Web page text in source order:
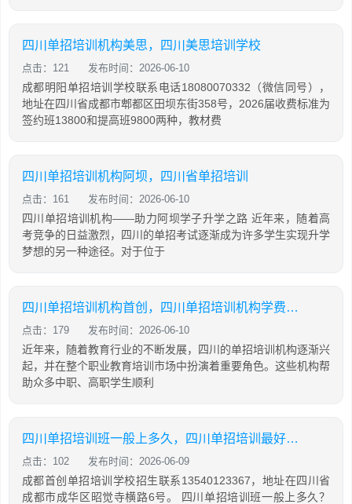
四川单招培训机构美思，四川美思培训学校
点击：121 发布时间：2026-06-10
成都明阳单招培训学校联系电话18080070332（微信同号），
地址在四川省成都市郫都区田坝东街358号，2026届收费标准为
签约班13800和提高班9800两种，教材费
四川单招培训机构阿坝，四川省单招培训
点击：161 发布时间：2026-06-10
四川单招培训机构——助力阿坝学子升学之路 近年来，随着高
考竞争的日益激烈，四川的单招考试逐渐成为许多学生实现升学
梦想的另一种途径。对于位于
四川单招培训机构首创，四川单招培训机构学费大概是多少
点击：179 发布时间：2026-06-10
近年来，随着教育行业的不断发展，四川的单招培训机构逐渐兴
起，并在整个职业教育培训市场中扮演着重要角色。这些机构帮
助众多中职、高职学生顺利
四川单招培训班一般上多久，四川单招培训最好的学校
点击：102 发布时间：2026-06-09
成都首创单招培训学校招生联系13540123367，地址在四川省
成都市成华区昭觉寺横路6号。 四川单招培训班一般上多久？